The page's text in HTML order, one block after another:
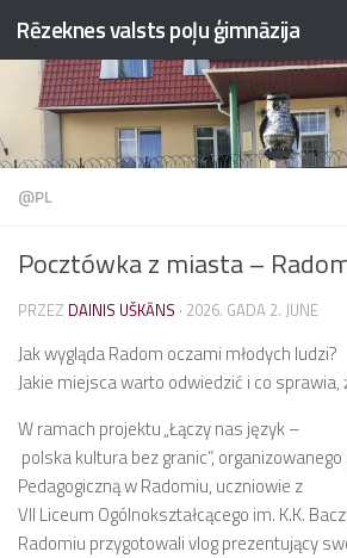
Przejdź do treści
Rēzeknes valsts poļu ģimnāzija
@PL
Pocztówka z miasta –
PRZEZ DAINIS UŠKĀNS · 2026. GADA 2. JUNE
Jak wygląda Radom oczami młodych ludzi?
Jakie miejsca warto odwiedzić i co
W ramach projektu„Łączy nas język –
polska kultura bez granic”,
Pedagogiczną w Radomiu, uczniowie z
VII Liceum Ogólnokształcącego im. K.K.
Radomiu przygotowali vlog prezentujący